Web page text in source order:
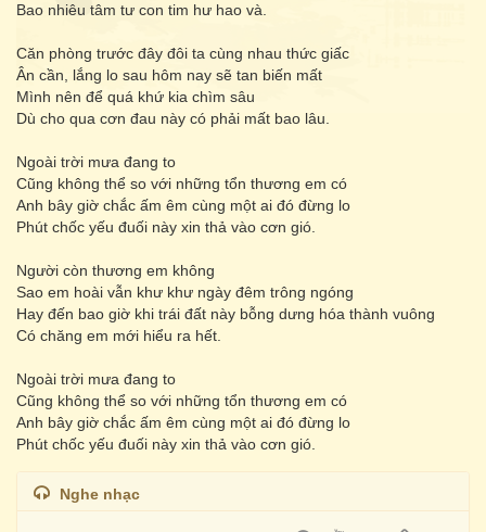
Bao nhiêu tâm tư con tim hư hao và.
Căn phòng trước đây đôi ta cùng nhau thức giấc
Ân cần, lắng lo sau hôm nay sẽ tan biến mất
Mình nên để quá khứ kia chìm sâu
Dù cho qua cơn đau này có phải mất bao lâu.
Ngoài trời mưa đang to
Cũng không thể so với những tổn thương em có
Anh bây giờ chắc ấm êm cùng một ai đó đừng lo
Phút chốc yếu đuối này xin thả vào cơn gió.
Người còn thương em không
Sao em hoài vẫn khư khư ngày đêm trông ngóng
Hay đến bao giờ khi trái đất này bỗng dưng hóa thành vuông
Có chăng em mới hiểu ra hết.
Ngoài trời mưa đang to
Cũng không thể so với những tổn thương em có
Anh bây giờ chắc ấm êm cùng một ai đó đừng lo
Phút chốc yếu đuối này xin thả vào cơn gió.
Nghe nhạc